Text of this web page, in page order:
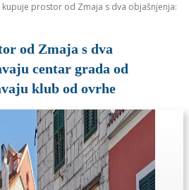
kupuje prostor od Zmaja s dva objašnjenja:
od Zmaja s dva
centar grada od
klub od ovrhe